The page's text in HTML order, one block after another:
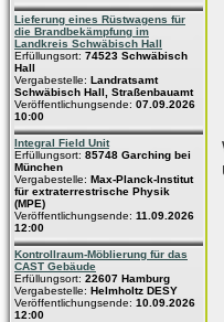
Lieferung eines Rüstwagens für
die Brandbekämpfung im
Landkreis Schwäbisch Hall
Erfüllungsort: 74523 Schwäbisch
Hall
Vergabestelle: Landratsamt
Schwäbisch Hall, Straßenbauamt
Veröffentlichungsende: 07.09.2026
10:00
Integral Field Unit
Erfüllungsort: 85748 Garching bei
München
Vergabestelle: Max-Planck-Institut
für extraterrestrische Physik
(MPE)
Veröffentlichungsende: 11.09.2026
12:00
Kontrollraum-Möblierung für das
CAST Gebäude
Erfüllungsort: 22607 Hamburg
Vergabestelle: Helmholtz DESY
Veröffentlichungsende: 10.09.2026
12:00